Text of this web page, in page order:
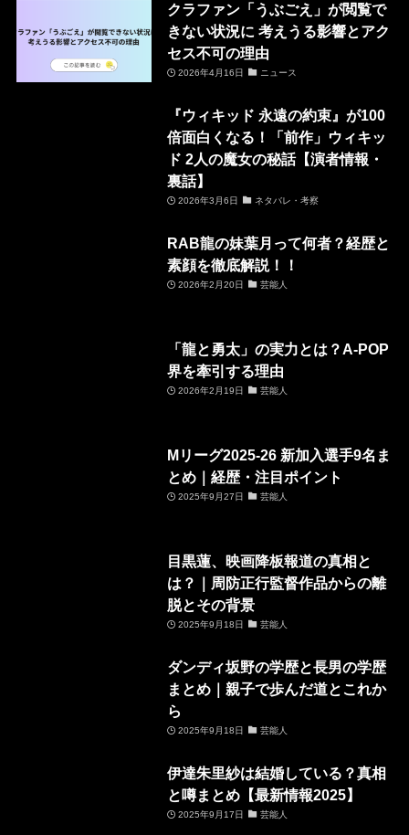
クラファン「うぶごえ」が閲覧で
きない状況に 考えうる影響とアク
セス不可の理由
2026年4月16日 ニュース
『ウィキッド 永遠の約束』が100
倍面白くなる！「前作」ウィキッ
ド 2人の魔女の秘話【演者情報・
裏話】
2026年3月6日 ネタバレ・考察
RAB龍の妹葉月って何者？経歴と
素顔を徹底解説！！
2026年2月20日 芸能人
「龍と勇太」の実力とは？A-POP
界を牽引する理由
2026年2月19日 芸能人
Mリーグ2025-26 新加入選手9名ま
とめ｜経歴・注目ポイント
2025年9月27日 芸能人
目黒蓮、映画降板報道の真相と
は？｜周防正行監督作品からの離
脱とその背景
2025年9月18日 芸能人
ダンディ坂野の学歴と長男の学歴
まとめ｜親子で歩んだ道とこれか
ら
2025年9月18日 芸能人
伊達朱里紗は結婚している？真相
と噂まとめ【最新情報2025】
2025年9月17日 芸能人